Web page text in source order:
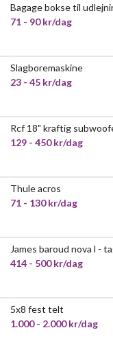
Bagage bokse til
71 - 90 kr/dag
Slagboremaskine
23 - 45 kr/dag
Rcf 18" kraftig
129 - 450 kr/dag
Thule acros
71 - 130 kr/dag
James baroud nova l -
414 - 500 kr/dag
5x8 fest telt
1.000 - 2.000 kr/dag